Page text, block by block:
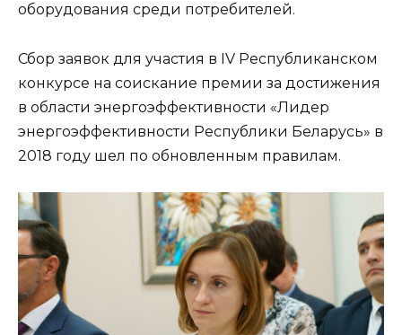
оборудования среди потребителей.
Сбор заявок для участия в IV Республиканском
конкурсе на соискание премии за достижения
в области энергоэффективности «Лидер
энергоэффективности Республики Беларусь» в
2018 году шел по обновленным правилам.